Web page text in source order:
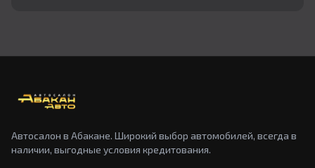
Автосалон в Абакане. Широкий выбор автомобилей, всегда в
наличии, выгодные условия кредитования.